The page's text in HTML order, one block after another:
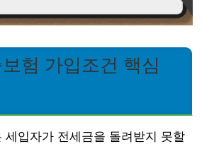
험 가입조건 핵심
세입자가 전세금을 돌려받지 못할